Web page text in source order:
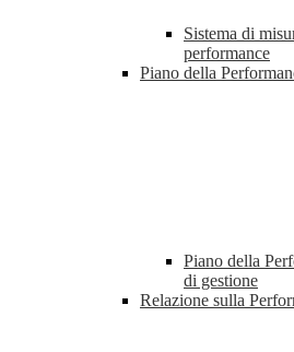
Sistema di
performance
Piano della
Piano della
di gestione
Relazione sulla